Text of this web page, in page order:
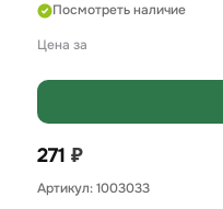
Посмотреть наличие
Цена за
271 ₽
Артикул: 1003033